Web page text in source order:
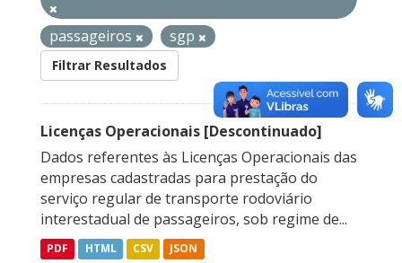
passageiros sgp
Filtrar Resultados
Licenças Operacionais [Descontinuado]
Dados referentes às Licenças Operacionais das
empresas cadastradas para prestação do
serviço regular de transporte rodoviário
interestadual de passageiros, sob regime de...
PDF HTML CSV JSON